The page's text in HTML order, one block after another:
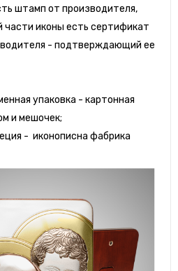
штамп от производителя,
части иконы есть сертификат
- подтверждающий ее
упаковка - картонная
и мешочек;
- иконописна фабрика